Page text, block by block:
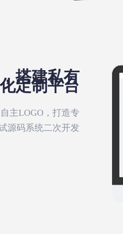
搭建私有
定制平台
主LOGO，打造专
源码系统二次开发